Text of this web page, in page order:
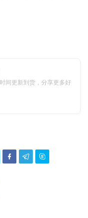
间更新到货，分享更多好
  